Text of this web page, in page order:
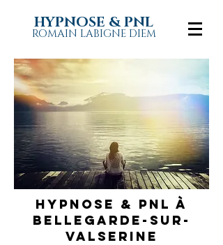
HYPNOSE & PNL
ROMAIN LABIGNE DIEM
Hypnose & pnl à
BELLEGARDE-SUR-
VALSERINE